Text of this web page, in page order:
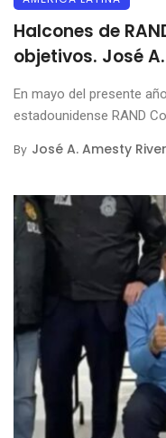
Halcones de
objetivos. José
En mayo del presente
estadounidense RAND
By José A. Amesty